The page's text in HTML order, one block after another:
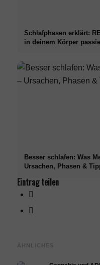
Schlafphasen erklärt:
in deinem Körper
Besser schlafen: Was
Ursachen, Phasen &
Eintrag teilen
ÄHNLICHES